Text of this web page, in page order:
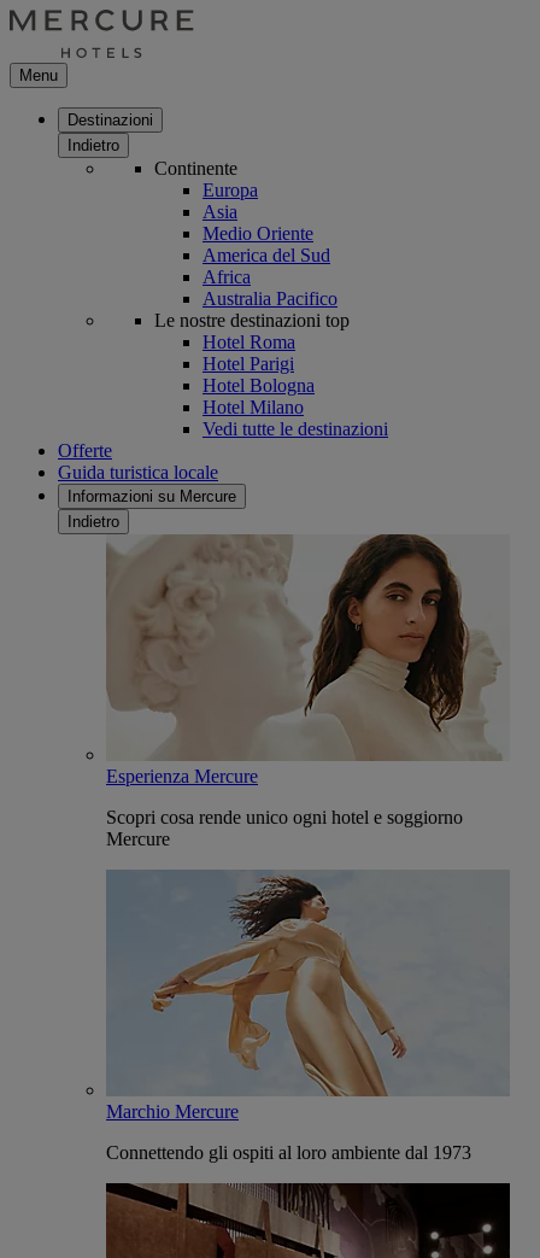
Menu
Destinazioni
Indietro
Continente
Europa
Asia
Medio Oriente
America del Sud
Africa
Australia Pacifico
Le nostre destinazioni top
Hotel Roma
Hotel Parigi
Hotel Bologna
Hotel Milano
Vedi tutte le destinazioni
Offerte
Guida turistica locale
Informazioni su Mercure
Indietro
Esperienza Mercure
Scopri cosa rende unico ogni hotel e soggiorno
Mercure
Marchio Mercure
Connettendo gli ospiti al loro ambiente dal 1973